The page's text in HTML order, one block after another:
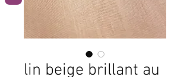
lin beige brillant au